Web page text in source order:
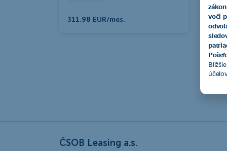
311,98 EUR/mes.
ČSOB Leasing a.s.
voči